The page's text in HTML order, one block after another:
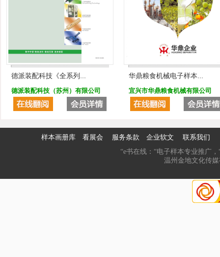
德派装配科技《全系列...
德派装配科技（苏州）有限公司
华鼎粮食机械电子样本...
宜兴市华鼎粮食机械有限公司
样本画册库 看展会 服务条款 企业软文
联系我们
“e书在线：“电子样本专业推广，
温州金地文化传